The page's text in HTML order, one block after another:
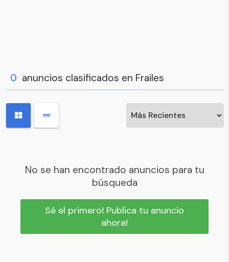
0 anuncios clasificados en Frailes
No se han encontrado anuncios para tu
búsqueda
Sé el primero! Publica tu anuncio
ahora!